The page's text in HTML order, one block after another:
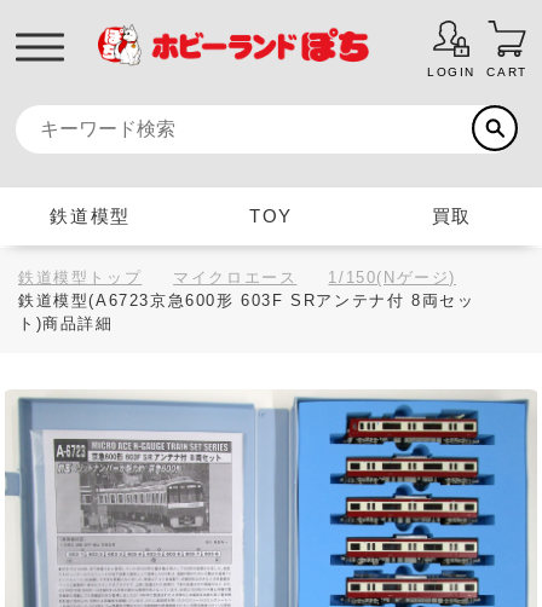
LOGIN CART
鉄道模型 TOY 買取
鉄道模型トップ マイクロエース
1/150(Nゲージ)
鉄道模型(A6723京急600形 603F SRアンテナ付 8両セッ
ト)商品詳細